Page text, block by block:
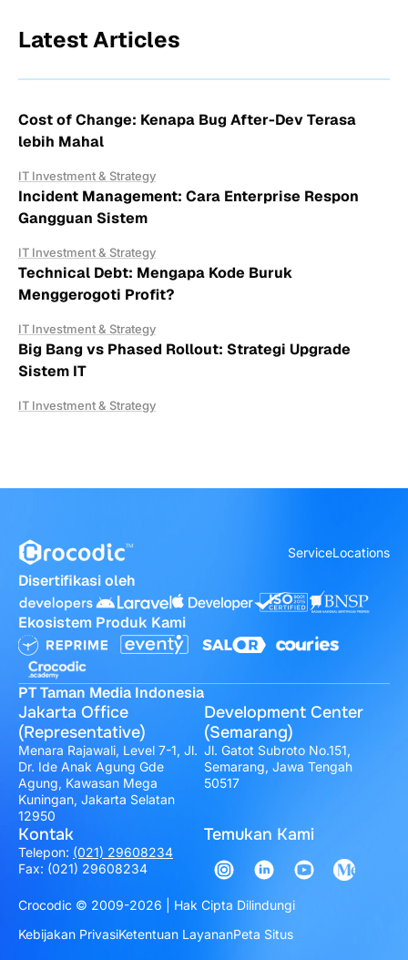
Latest Articles
Cost of Change: Kenapa Bug After-Dev Terasa
lebih Mahal
IT Investment & Strategy
Incident Management: Cara Enterprise Respon
Gangguan Sistem
IT Investment & Strategy
Technical Debt: Mengapa Kode Buruk
Menggerogoti Profit?
IT Investment & Strategy
Big Bang vs Phased Rollout: Strategi Upgrade
Sistem IT
IT Investment & Strategy
ServiceLocations
Disertifikasi oleh
Ekosistem Produk Kami
PT Taman Media Indonesia
Jakarta Office
(Representative)
Menara Rajawali, Level 7-1, Jl.
Dr. Ide Anak Agung Gde
Agung, Kawasan Mega
Kuningan, Jakarta Selatan
12950
Development Center
(Semarang)
Jl. Gatot Subroto No.151,
Semarang, Jawa Tengah
50517
Kontak
Telepon: (021) 29608234
Fax: (021) 29608234
Temukan Kami
Crocodic © 2009-2026 | Hak Cipta Dilindungi
Kebijakan PrivasiKetentuan LayananPeta Situs